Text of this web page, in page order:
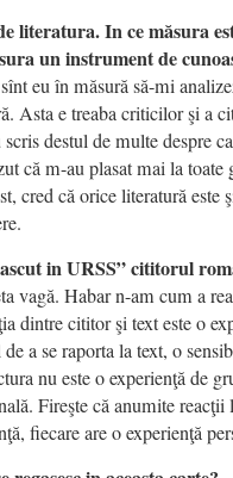
literatura. In ce măsura
un instrument de
eu în măsură să-mi
Asta e treaba criticilor şi a
destul de multe despre
că m-au plasat mai la toate
cred că orice literatură este
in URSS” cititorul
vagă. Habar n-am cum a
dintre cititor şi text este o
a se raporta la text, o
nu este o experienţă de
Fireşte că anumite reacţii
fiecare are o experienţă